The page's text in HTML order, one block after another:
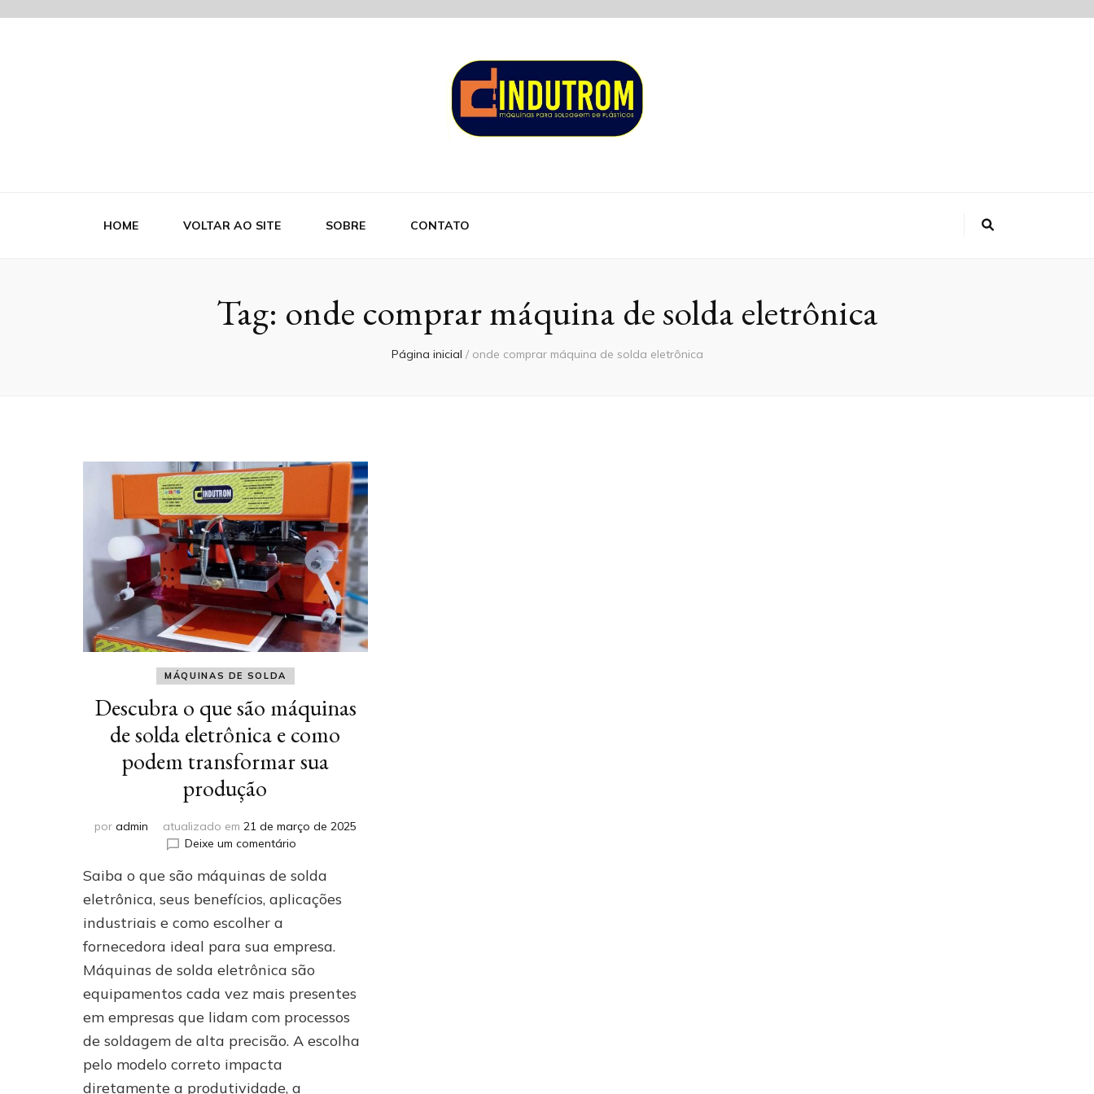
HOME VOLTAR AO SITE SOBRE CONTATO
Tag: onde comprar máquina de solda eletrônica
Página inicial / onde comprar máquina de solda eletrônica
MÁQUINAS DE SOLDA
Descubra o que são máquinas
de solda eletrônica e como
podem transformar sua
produção
por admin atualizado em 21 de março de 2025
Deixe um comentárioem
o
são
de
solda
eletrônica
e
como
transformar
Saiba o que são máquinas de solda
eletrônica, seus benefícios, aplicações
industriais e como escolher a
fornecedora ideal para sua empresa.
Máquinas de solda eletrônica são
equipamentos cada vez mais presentes
em empresas que lidam com processos
de soldagem de alta precisão. A escolha
pelo modelo correto impacta
diretamente a produtividade, a